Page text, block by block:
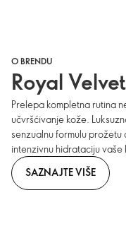
O BRENDU
Royal Velvet
Prelepa kompletna rutina
učvršćivanje kože.
senzualnu formulu
intenzivnu hidrataciju vaše
SAZNAJTE VIŠE